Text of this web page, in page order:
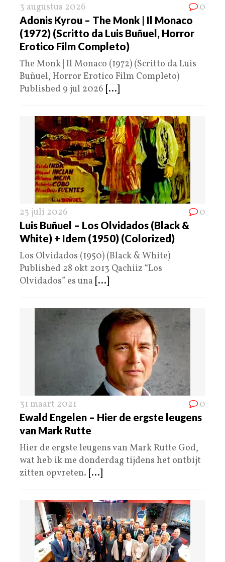
3 augustus 2026 0
Adonis Kyrou – The Monk | Il Monaco
(1972) (Scritto da Luis Buñuel, Horror
Erotico Film Completo)
The Monk | Il Monaco (1972) (Scritto da Luis
Buñuel, Horror Erotico Film Completo)
Published 9 jul 2026 [...]
23 juli 2026 0
Luis Buñuel – Los Olvidados (Black &
White) + Idem (1950) (Colorized)
Los Olvidados (1950) (Black & White)
Published 28 okt 2013 Qachiiz “Los
Olvidados” es una [...]
31 maart 2021 0
Ewald Engelen – Hier de ergste leugens
van Mark Rutte
Hier de ergste leugens van Mark Rutte God,
wat heb ik me donderdag tijdens het ontbijt
zitten opvreten. [...]